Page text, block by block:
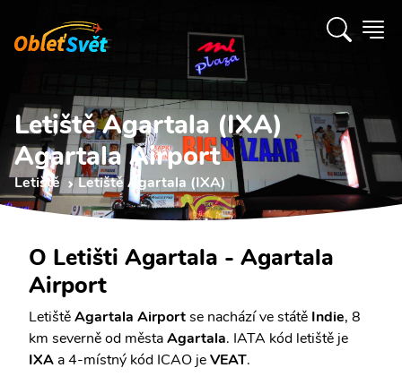
Letiště Agartala (IXA)
Agartala Airport
Letiště Letiště Agartala (IXA)
O Letišti Agartala - Agartala
Airport
LetištěAgartala Airportse nachází ve státě Indie, 8
km severně od městaAgartala. IATA kód letiště je
IXA a 4-místný kód ICAO jeVEAT.